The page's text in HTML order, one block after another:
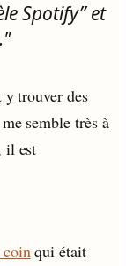
Spotify” et
trouver des
semble très à
il est
qui était